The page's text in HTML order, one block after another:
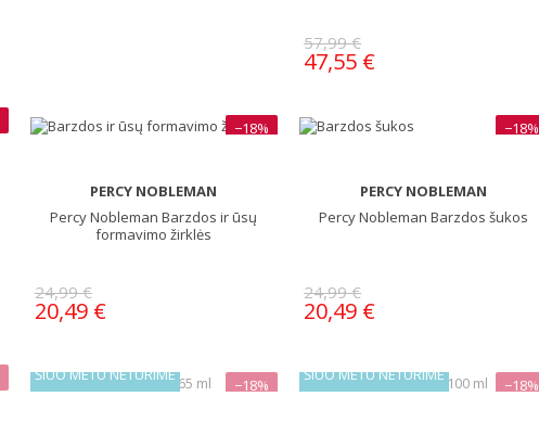
57,99 €
47,55 €
−18%
PERCY NOBLEMAN
Percy Nobleman Barzdos ir ūsų
formavimo žirklės
24,99 €
20,49 €
−18%
PERCY NOBLEMAN
Percy Nobleman Barzdos šukos
24,99 €
20,49 €
ŠIUO METU NETURIME
−18%
ŠIUO METU NETURIME
−18%